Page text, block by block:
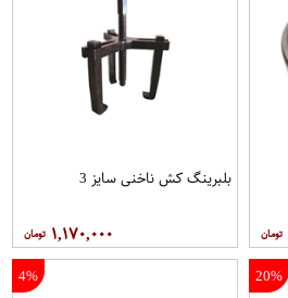
بلبرینگ کش ناخنی سایز 3
۱,۱۷۰,۰۰۰
20%
4%